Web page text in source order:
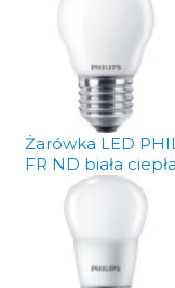
Żarówka LED
FR ND biała